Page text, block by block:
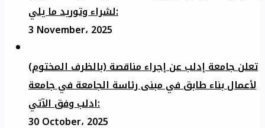
لشراء وتوريد ما يلي:
3 November، 2025
تعلن جامعة إدلب عن إجراء مناقصة (بالظرف المختوم)
لأعمال بناء طابق في مبنى رئاسة الجامعة في جامعة
ادلب وفق الآتي:
30 October، 2025